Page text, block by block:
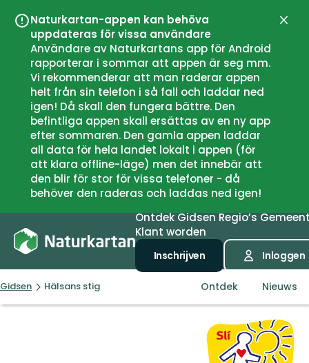
Naturkartan-appen kan behöva
uppdateras för vissa användare
Användare av Naturkartans app för Android
rapporterar i sommar att appen är seg mm.
Vi rekommenderar att man raderar appen
helt från sin telefon i så fall och laddar ned
igen! Då skall den fungera bättre. Den
befintliga appen skall ersättas av en ny app
efter sommaren. Den gamla appen laddar
all data för hela landet lokalt i appen (för
att klara offline-läge) men det innebär att
den blir för stor för vissa telefoner - då
behöver den raderas och laddas ned igen!
OntdekGidsenRegio’s
Klant worden
Inschrijven Inloggen
Gidsen Hälsans stig Ontdek Nieuws